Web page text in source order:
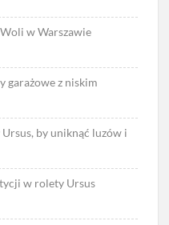
w Warszawie
garażowe z niskim
by uniknąć luzów i
w rolety Ursus